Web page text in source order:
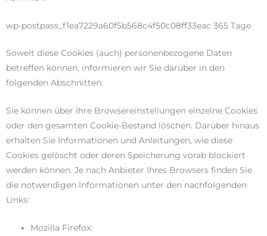
wp-postpass_f1ea7229a60f5b568c4f50c08ff33eac 365 Tage
Soweit diese Cookies (auch) personenbezogene Daten
betreffen können, informieren wir Sie darüber in den
folgenden Abschnitten.
Sie können über Ihre Browsereinstellungen einzelne Cookies
oder den gesamten Cookie-Bestand löschen. Darüber hinaus
erhalten Sie Informationen und Anleitungen, wie diese
Cookies gelöscht oder deren Speicherung vorab blockiert
werden können. Je nach Anbieter Ihres Browsers finden Sie
die notwendigen Informationen unter den nachfolgenden
Links:
Mozilla Firefox: